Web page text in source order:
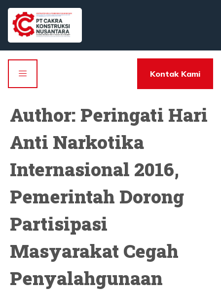
Kontak Kami
Author: Peringati Hari
Anti Narkotika
Internasional 2016,
Pemerintah Dorong
Partisipasi
Masyarakat Cegah
Penyalahgunaan